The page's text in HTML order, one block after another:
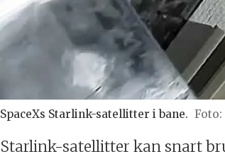
SpaceXs Starlink-satellitter i bane.
Starlink-satellitter kan snart